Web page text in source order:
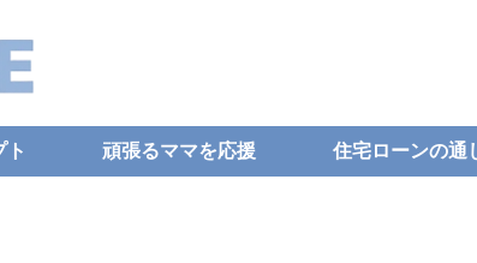
ト 頑張るママを応援 住宅ローンの通